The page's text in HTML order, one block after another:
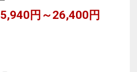
5,940円～26,400円